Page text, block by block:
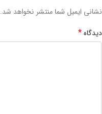
نشانی ایمیل شما منتشر نخواهد شد.
دیدگاه*